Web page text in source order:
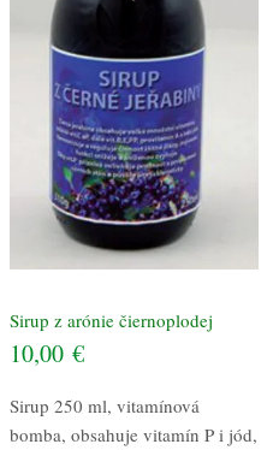
Sirup z arónie čiernoplodej
10,00 €
Sirup 250 ml, vitamínová
bomba, obsahuje vitamín P i jód,